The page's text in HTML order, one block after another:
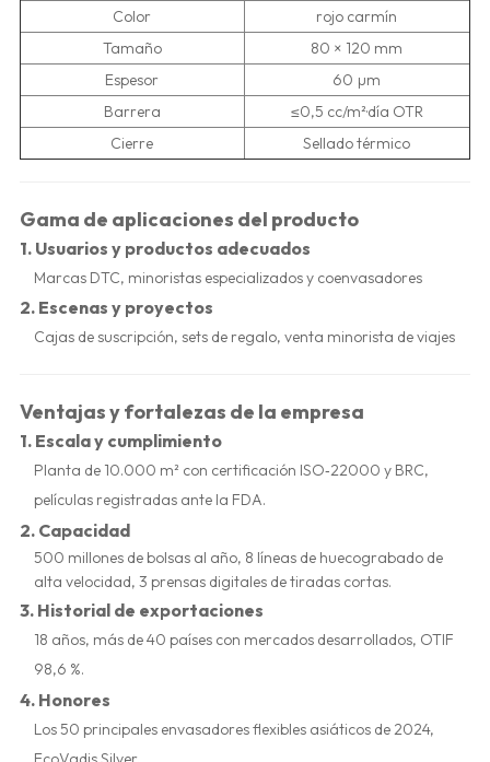
Color
rojo carmín
Tamaño
80 × 120 mm
Espesor
60 µm
Barrera
≤0,5 cc/m²·día OTR
Cierre
Sellado térmico
Gama de aplicaciones del producto
1. Usuarios y productos adecuados
Marcas DTC, minoristas especializados y coenvasadores
2. Escenas y proyectos
Cajas de suscripción, sets de regalo, venta minorista de viajes
Ventajas y fortalezas de la empresa
1. Escala y cumplimiento
Planta de 10.000 m² con certificación ISO‑22000 y BRC,
películas registradas ante la FDA.
2. Capacidad
500 millones de bolsas al año, 8 líneas de huecograbado de
alta velocidad, 3 prensas digitales de tiradas cortas.
3. Historial de exportaciones
18 años, más de 40 países con mercados desarrollados, OTIF
98,6 %.
4. Honores
Los 50 principales envasadores flexibles asiáticos de 2024,